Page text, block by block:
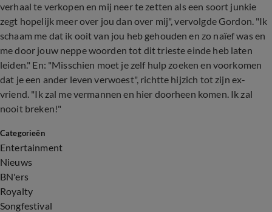
verhaal te verkopen en mij neer te zetten als een soort junkie
zegt hopelijk meer over jou dan over mij", vervolgde Gordon. "Ik
schaam me dat ik ooit van jou heb gehouden en zo naïef was en
me door jouw neppe woorden tot dit trieste einde heb laten
leiden." En: "Misschien moet je zelf hulp zoeken en voorkomen
dat je een ander leven verwoest", richtte hijzich tot zijn ex-
vriend. "Ik zal me vermannen en hier doorheen komen. Ik zal
nooit breken!"
Categorieën
Entertainment
Nieuws
BN'ers
Royalty
Songfestival